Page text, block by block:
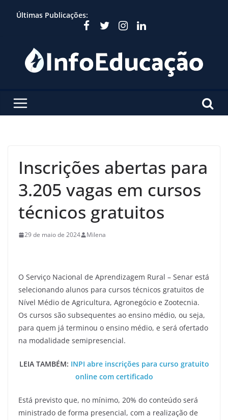
Últimas Publicações:
Inscrições abertas para
3.205 vagas em cursos
técnicos gratuitos
29 de maio de 2024 Milena
O Serviço Nacional de Aprendizagem Rural – Senar está
selecionando alunos para cursos técnicos gratuitos de
Nível Médio de Agricultura, Agronegócio e Zootecnia.
Os cursos são subsequentes ao ensino médio, ou seja,
para quem já terminou o ensino médio, e será ofertado
na modalidade semipresencial.
LEIA TAMBÉM: INPI abre inscrições para curso gratuito
online com certificado
Está previsto que, no mínimo, 20% do conteúdo será
ministrado de forma presencial, com a realização de